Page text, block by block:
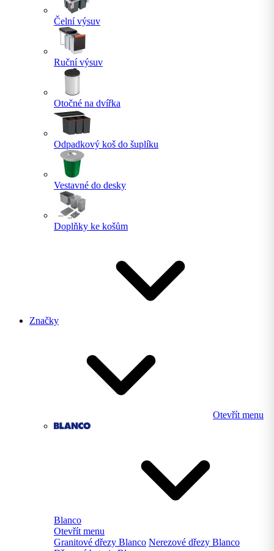
Čelní výsuv
Ruční výsuv
Otočné na dvířka
Odpadkový koš do šuplíku
Vestavné do desky
Doplňky ke košům
Značky
Otevřít menu
Blanco
Otevřít menu
Granitové dřezy Blanco Nerezové dřezy Blanco